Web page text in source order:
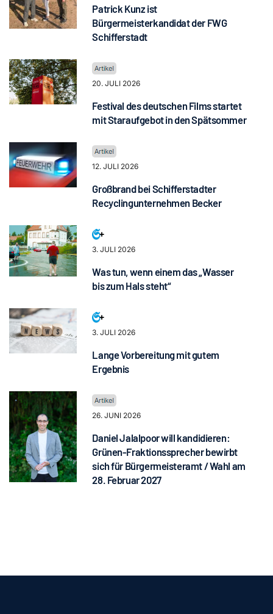
Patrick Kunz ist
Bürgermeisterkandidat der FWG
Schifferstadt
20. JULI 2026
Festival des deutschen Films startet
mit Staraufgebot in den Spätsommer
12. JULI 2026
Großbrand bei Schifferstadter
Recyclingunternehmen Becker
3. JULI 2026
Was tun, wenn einem das „Wasser
bis zum Hals steht“
3. JULI 2026
Lange Vorbereitung mit gutem
Ergebnis
26. JUNI 2026
Daniel Jalalpoor will kandidieren:
Grünen-Fraktionssprecher bewirbt
sich für Bürgermeisteramt / Wahl am
28. Februar 2027